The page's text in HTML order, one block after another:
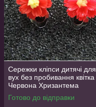
Сережки кліпси дитячі для
вух без пробивання квітка
Червона Хризантема
Готово до відправки